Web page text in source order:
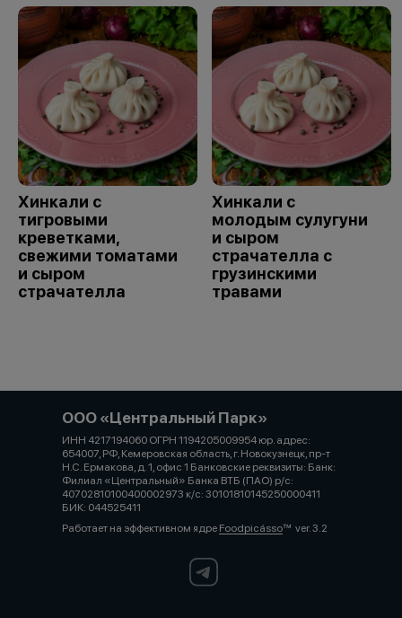
Хинкали с
тигровыми
креветками,
свежими томатами
и сыром
страчателла
Хинкали с
молодым сулугуни
и сыром
страчателла с
грузинскими
травами
ООО «Центральный Парк»
ИНН 4217194060 ОГРН 1194205009954 юр. адрес:
654007, РФ, Кемеровская область, г. Новокузнецк, пр-т
Н.С. Ермакова, д. 1, офис 1 Банковские реквизиты: Банк:
Филиал «Центральный» Банка ВТБ (ПАО) р/с:
40702810100400002973 к/с: 30101810145250000411
БИК: 044525411
Работает на эффективном ядре Foodpicássover. 3.2